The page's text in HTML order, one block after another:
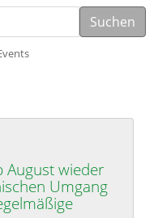
Suchen
August wieder
Umgang